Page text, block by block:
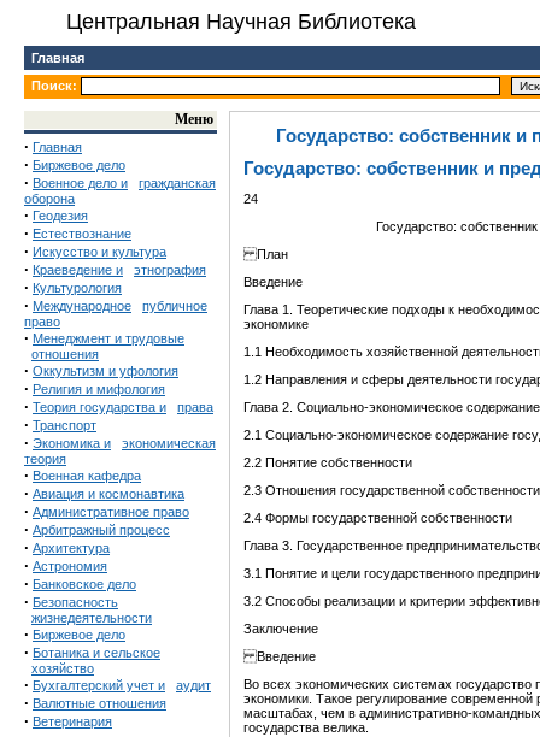
Центральная Научная Библиотека
Главная
Поиск:
Меню
· Главная
· Биржевое дело
· Военное дело и
гражданская
оборона
· Геодезия
· Естествознание
· Искусство и культура
· Краеведение и этнография
· Культурология
· Международное
публичное
право
· Менеджмент и трудовые
отношения
· Оккультизм и уфология
· Религия и мифология
· Теория государства и права
· Транспорт
· Экономика и
экономическая
теория
· Военная кафедра
· Авиация и космонавтика
· Административное право
· Арбитражный процесс
· Архитектура
· Астрономия
· Банковское дело
· Безопасность
жизнедеятельности
· Биржевое дело
· Ботаника и сельское
хозяйство
· Бухгалтерский учет и аудит
· Валютные отношения
· Ветеринария
Государство: собственник
Государство: собственник и
24
Государство:
План
Введение
Глава 1. Теоретические подходы к
экономике
1.1 Необходимость хозяйственной
1.2 Направления и сферы деятельности
Глава 2. Социально-экономическое
2.1 Социально-экономическое содержание
2.2 Понятие собственности
2.3 Отношения государственной собственности
2.4 Формы государственной собственности
Глава 3. Государственное
3.1 Понятие и цели государственного
3.2 Способы реализации и критерии
Заключение
Введение
Во всех экономических системах государство
экономики. Такое регулирование
масштабах, чем в административно-
государства велика.